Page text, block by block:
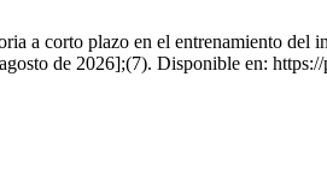
a corto plazo en el entrenamiento del
de 2026];(7). Disponible en: